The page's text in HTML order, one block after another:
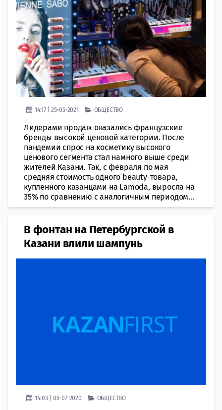
14:17 | 25-05-2021 ОБЩЕСТВО
Лидерами продаж оказались французские
бренды высокой ценовой категории. После
пандемии спрос на косметику высокого
ценового сегмента стал намного выше среди
жителей Казани. Так, с февраля по мая
средняя стоимость одного beauty-товара,
купленного казанцами на Lamoda, выросла на
35% по сравнению с аналогичным периодом...
В фонтан на Петербургской в
Казани влили шампунь
14:03 | 05-07-2020 ОБЩЕСТВО